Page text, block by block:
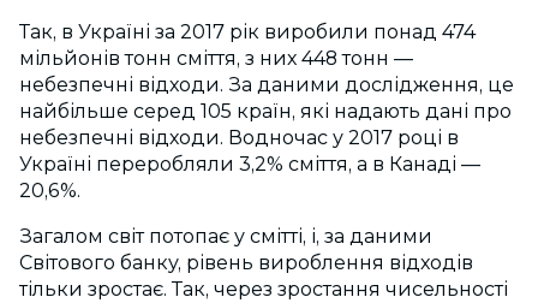
Так, в Україні за 2017 рік виробили понад 474
мільйонів тонн сміття, з них 448 тонн —
небезпечні відходи. За даними дослідження, це
найбільше серед 105 країн, які надають дані про
небезпечні відходи. Водночас у 2017 році в
Україні переробляли 3,2% сміття, а в Канаді —
20,6%.
Загалом світ потопає у смітті, і, за даними
Світового банку, рівень вироблення відходів
тільки зростає. Так, через зростання чисельності